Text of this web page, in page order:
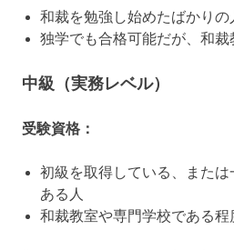
和裁を勉強し始めたばかりの
独学でも合格可能だが、和裁
中級（実務レベル）
受験資格：
初級を取得している、また
ある人
和裁教室や専門学校である